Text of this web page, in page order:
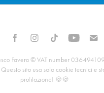
Favero © VAT number
sito usa solo cookie tecnici e
profilazione! 🍪🍪